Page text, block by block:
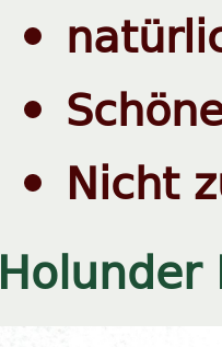
Nicht
Holunder